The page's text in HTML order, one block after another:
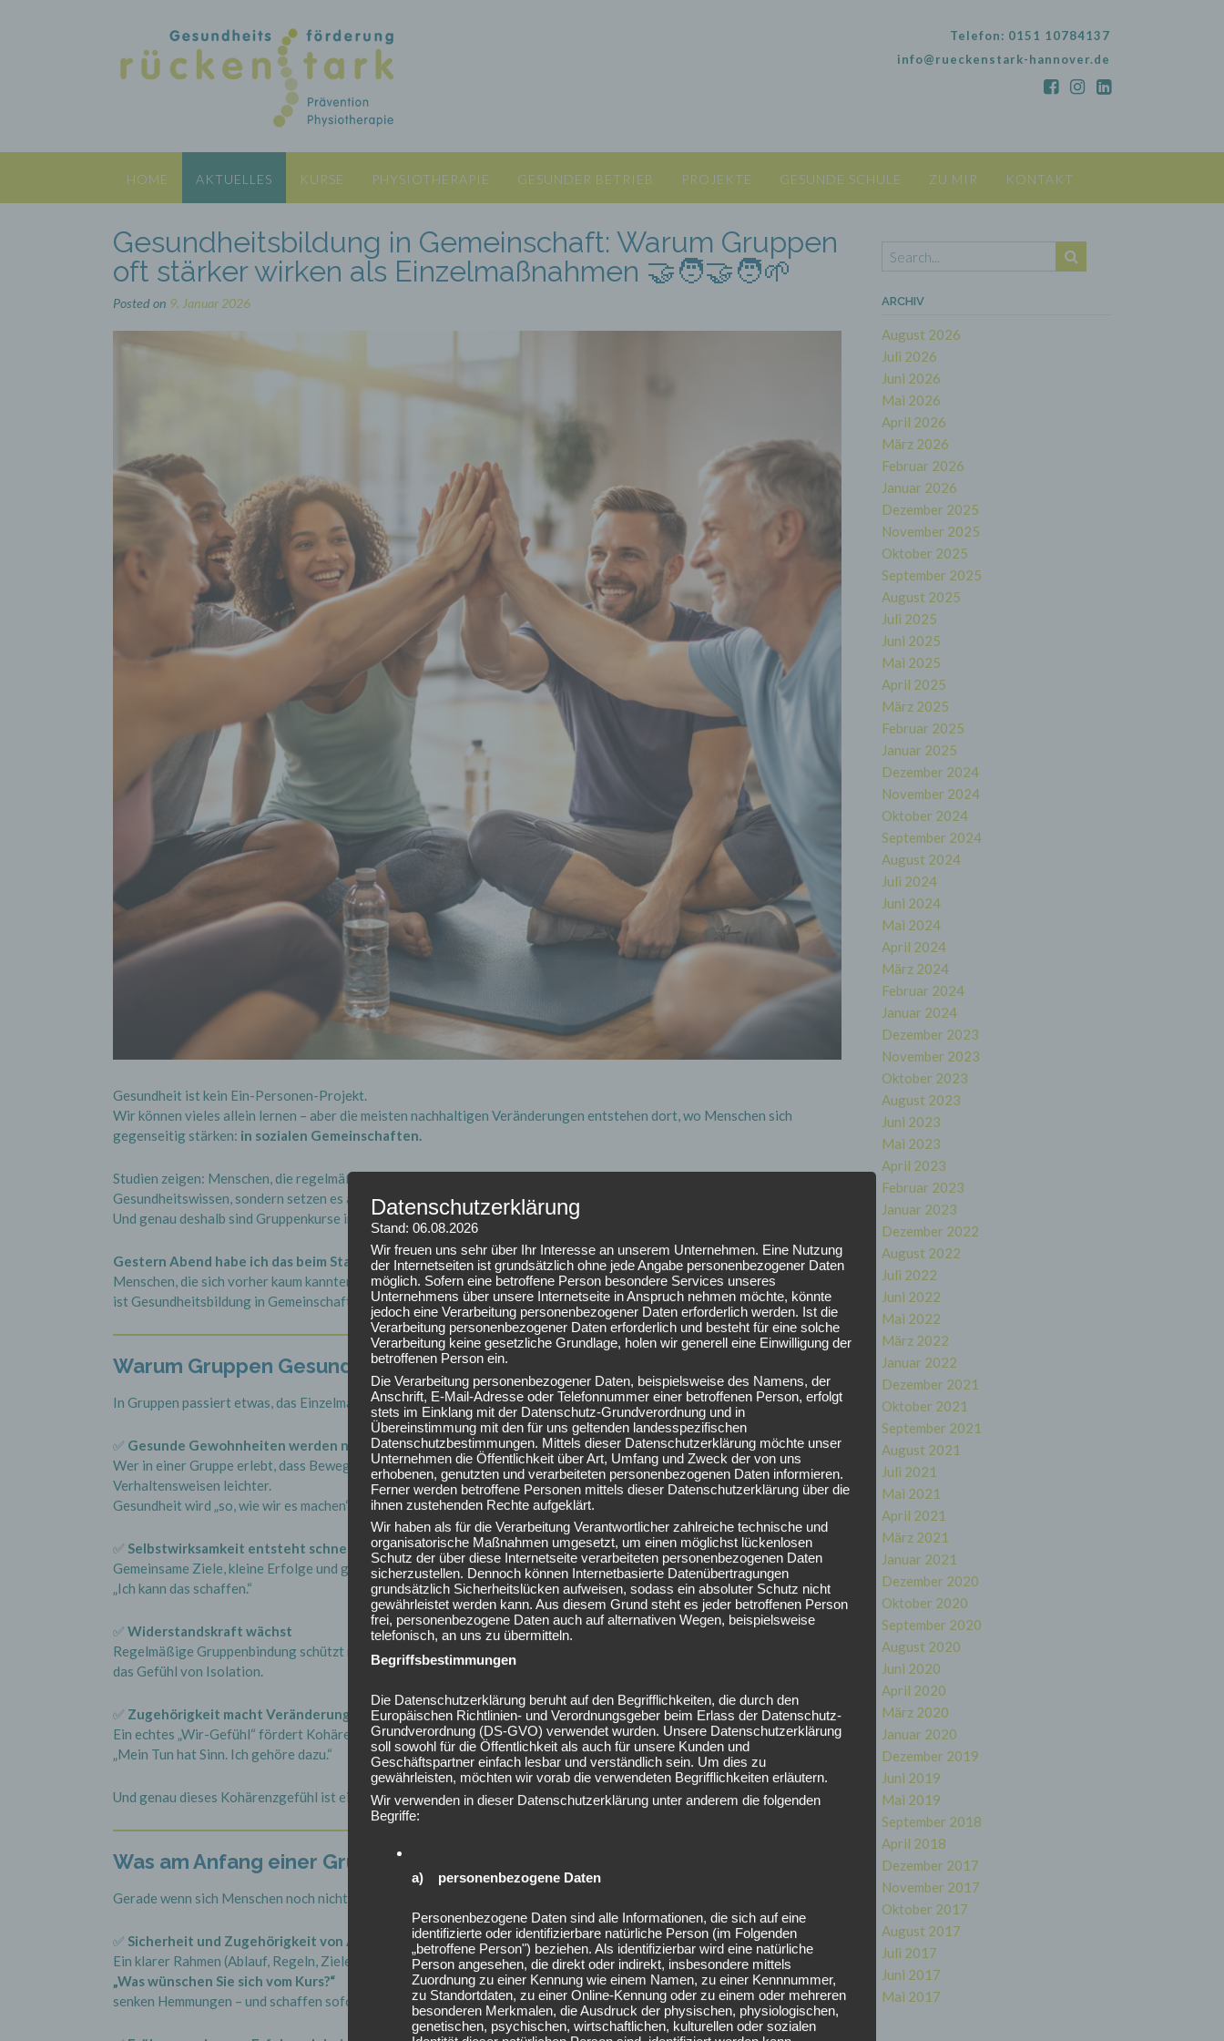
Telefon: 0151 10784137
info@rueckenstark-hannover.de
HOME AKTUELLES KURSE PHYSIOTHERAPIE GESUNDER BETRIEB PROJEKTE GESUNDE SCHULE ZU MIR KONTAKT
Gesundheitsbildung in Gemeinschaft: Warum Gruppen
oft stärker wirken als Einzelmaßnahmen 🤝🧑‍🤝‍🧑🌱
Posted on 9. Januar 2026
Gesundheit ist kein Ein-Personen-Projekt.
Wir können vieles allein lernen – aber die meisten nachhaltigen Veränderungen entstehen dort, wo Menschen sich
gegenseitig stärken: in sozialen Gemeinschaften.
Studien zeigen: Menschen, die regelmäßig Teil einer sinnstiftenden Gruppe sind, entwickeln nicht nur mehr
Gesundheitswissen, sondern setzen es auch deutlich häufiger um.
Und genau deshalb sind Gruppenkurse im Bereich Prävention so wirkungsvoll.
Gestern Abend habe ich das beim Start meiner Fitness-Rückenschule wieder ganz praktisch erlebt:
Menschen, die sich vorher kaum kannten, sind innerhalb kurzer Zeit „angekommen“ – im Kurs und miteinander. Genau das
ist Gesundheitsbildung in Gemeinschaft.
Warum Gruppen Gesundheitsbildung so stark fördern
In Gruppen passiert etwas, das Einzelmaßnahmen oft nicht leisten können:
✅ Gesunde Gewohnheiten werden normal
Wer in einer Gruppe erlebt, dass Bewegung, Selbstfürsorge oder gesunde Routinen zum Alltag gehören, übernimmt diese
Verhaltensweisen leichter.
Gesundheit wird „so, wie wir es machen“.
✅ Selbstwirksamkeit entsteht schneller
Gemeinsame Ziele, kleine Erfolge und geteilte Herausforderungen stärken das Gefühl:
„Ich kann das schaffen.“
✅ Widerstandskraft wächst
Regelmäßige Gruppenbindung schützt nachweislich vor Rückfällen, stärkt das emotionale Gleichgewicht und reduziert
das Gefühl von Isolation.
✅ Zugehörigkeit macht Veränderung nachhaltiger
Ein echtes „Wir-Gefühl“ fördert Kohärenz – also die Erfahrung:
„Mein Tun hat Sinn. Ich gehöre dazu.“
Und genau dieses Kohärenzgefühl ist eine der wichtigsten Grundlagen für langfristige Gesundheitsentwicklung.
Was am Anfang einer Gruppe wirklich zählt
Gerade wenn sich Menschen noch nicht kennen, entscheiden zwei Dinge darüber, ob eine Gruppe schnell zusammenfindet:
✅ Sicherheit und Zugehörigkeit von Anfang an
Ein klarer Rahmen (Ablauf, Regeln, Ziele) und eine kurze, lockere Vorstellungsrunde mit einer einfachen Frage wie
„Was wünschen Sie sich vom Kurs?“
senken Hemmungen – und schaffen sofort ein erstes Wir-Gefühl.
ARCHIV
August 2026
Juli 2026
Juni 2026
Mai 2026
April 2026
März 2026
Februar 2026
Januar 2026
Dezember 2025
November 2025
Oktober 2025
September 2025
August 2025
Juli 2025
Juni 2025
Mai 2025
April 2025
März 2025
Februar 2025
Januar 2025
Dezember 2024
November 2024
Oktober 2024
September 2024
August 2024
Juli 2024
Juni 2024
Mai 2024
April 2024
März 2024
Februar 2024
Januar 2024
Dezember 2023
November 2023
Oktober 2023
August 2023
Juni 2023
Mai 2023
April 2023
Februar 2023
Januar 2023
Dezember 2022
August 2022
Juli 2022
Juni 2022
Mai 2022
März 2022
Januar 2022
Dezember 2021
Oktober 2021
September 2021
August 2021
Juli 2021
Mai 2021
April 2021
März 2021
Januar 2021
Dezember 2020
Oktober 2020
September 2020
August 2020
Juni 2020
April 2020
März 2020
Januar 2020
Dezember 2019
Juni 2019
Mai 2019
September 2018
April 2018
Dezember 2017
November 2017
Oktober 2017
August 2017
Juli 2017
Juni 2017
Mai 2017
Datenschutzerklärung
Stand: 06.08.2026
Wir freuen uns sehr über Ihr Interesse an unserem Unternehmen. Eine Nutzung
der Internetseiten ist grundsätzlich ohne jede Angabe personenbezogener Daten
möglich. Sofern eine betroffene Person besondere Services unseres
Unternehmens über unsere Internetseite in Anspruch nehmen möchte, könnte
jedoch eine Verarbeitung personenbezogener Daten erforderlich werden. Ist die
Verarbeitung personenbezogener Daten erforderlich und besteht für eine solche
Verarbeitung keine gesetzliche Grundlage, holen wir generell eine Einwilligung der
betroffenen Person ein.
Die Verarbeitung personenbezogener Daten, beispielsweise des Namens, der
Anschrift, E-Mail-Adresse oder Telefonnummer einer betroffenen Person, erfolgt
stets im Einklang mit der Datenschutz-Grundverordnung und in
Übereinstimmung mit den für uns geltenden landesspezifischen
Datenschutzbestimmungen. Mittels dieser Datenschutzerklärung möchte unser
Unternehmen die Öffentlichkeit über Art, Umfang und Zweck der von uns
erhobenen, genutzten und verarbeiteten personenbezogenen Daten informieren.
Ferner werden betroffene Personen mittels dieser Datenschutzerklärung über die
ihnen zustehenden Rechte aufgeklärt.
Wir haben als für die Verarbeitung Verantwortlicher zahlreiche technische und
organisatorische Maßnahmen umgesetzt, um einen möglichst lückenlosen
Schutz der über diese Internetseite verarbeiteten personenbezogenen Daten
sicherzustellen. Dennoch können Internetbasierte Datenübertragungen
grundsätzlich Sicherheitslücken aufweisen, sodass ein absoluter Schutz nicht
gewährleistet werden kann. Aus diesem Grund steht es jeder betroffenen Person
frei, personenbezogene Daten auch auf alternativen Wegen, beispielsweise
telefonisch, an uns zu übermitteln.
Begriffsbestimmungen
Die Datenschutzerklärung beruht auf den Begrifflichkeiten, die durch den
Europäischen Richtlinien- und Verordnungsgeber beim Erlass der Datenschutz-
Grundverordnung (DS-GVO) verwendet wurden. Unsere Datenschutzerklärung
soll sowohl für die Öffentlichkeit als auch für unsere Kunden und
Geschäftspartner einfach lesbar und verständlich sein. Um dies zu
gewährleisten, möchten wir vorab die verwendeten Begrifflichkeiten erläutern.
Wir verwenden in dieser Datenschutzerklärung unter anderem die folgenden
Begriffe:
a) personenbezogene Daten
Personenbezogene Daten sind alle Informationen, die sich auf eine
identifizierte oder identifizierbare natürliche Person (im Folgenden
„betroffene Person") beziehen. Als identifizierbar wird eine natürliche
Person angesehen, die direkt oder indirekt, insbesondere mittels
Zuordnung zu einer Kennung wie einem Namen, zu einer Kennnummer,
zu Standortdaten, zu einer Online-Kennung oder zu einem oder mehreren
besonderen Merkmalen, die Ausdruck der physischen, physiologischen,
genetischen, psychischen, wirtschaftlichen, kulturellen oder sozialen